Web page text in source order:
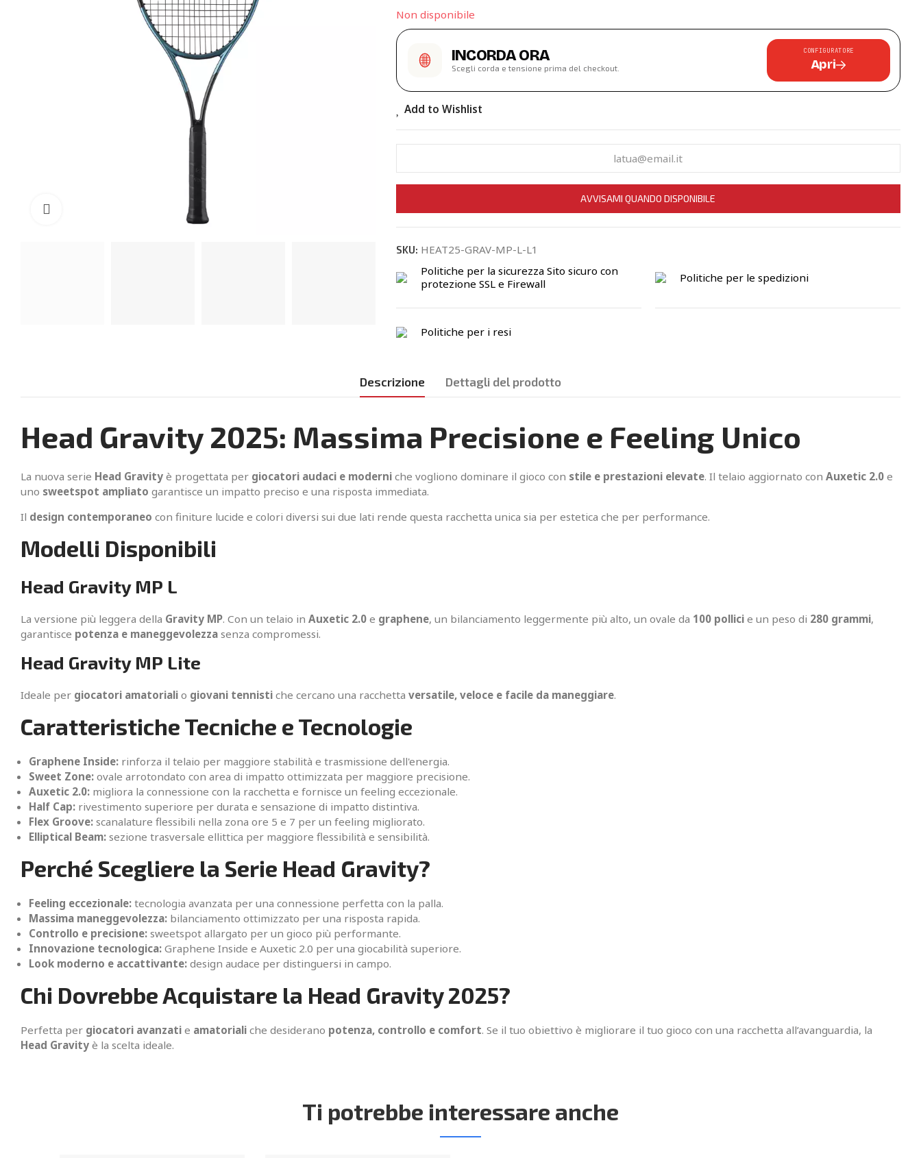
Non disponibile
INCORDA ORA
Scegli corda e tensione prima del checkout.
CONFIGURATORE
Apri
Add to Wishlist
AVVISAMI QUANDO DISPONIBILE
SKU: HEAT25-GRAV-MP-L-L1
Politiche per la sicurezza Sito sicuro con
protezione SSL e Firewall
Politiche per le spedizioni
Politiche per i resi
Descrizione Dettagli del prodotto
Head Gravity 2025: Massima Precisione e Feeling Unico
La nuova serie Head Gravity è progettata per giocatori audaci e moderni che vogliono dominare il gioco con stile e prestazioni elevate. Il telaio aggiornato con Auxetic 2.0 e
uno sweetspot ampliato garantisce un impatto preciso e una risposta immediata.
Il design contemporaneo con finiture lucide e colori diversi sui due lati rende questa racchetta unica sia per estetica che per performance.
Modelli Disponibili
Head Gravity MP L
La versione più leggera della Gravity MP. Con un telaio in Auxetic 2.0 e graphene, un bilanciamento leggermente più alto, un ovale da 100 pollici e un peso di 280 grammi,
garantisce potenza e maneggevolezza senza compromessi.
Head Gravity MP Lite
Ideale per giocatori amatoriali o giovani tennisti che cercano una racchetta versatile, veloce e facile da maneggiare.
Caratteristiche Tecniche e Tecnologie
Graphene Inside: rinforza il telaio per maggiore stabilità e trasmissione dell'energia.
Sweet Zone: ovale arrotondato con area di impatto ottimizzata per maggiore precisione.
Auxetic 2.0: migliora la connessione con la racchetta e fornisce un feeling eccezionale.
Half Cap: rivestimento superiore per durata e sensazione di impatto distintiva.
Flex Groove: scanalature flessibili nella zona ore 5 e 7 per un feeling migliorato.
Elliptical Beam: sezione trasversale ellittica per maggiore flessibilità e sensibilità.
Perché Scegliere la Serie Head Gravity?
Feeling eccezionale: tecnologia avanzata per una connessione perfetta con la palla.
Massima maneggevolezza: bilanciamento ottimizzato per una risposta rapida.
Controllo e precisione: sweetspot allargato per un gioco più performante.
Innovazione tecnologica: Graphene Inside e Auxetic 2.0 per una giocabilità superiore.
Look moderno e accattivante: design audace per distinguersi in campo.
Chi Dovrebbe Acquistare la Head Gravity 2025?
Perfetta per giocatori avanzati e amatoriali che desiderano potenza, controllo e comfort. Se il tuo obiettivo è migliorare il tuo gioco con una racchetta all’avanguardia, la
Head Gravity è la scelta ideale.
Ti potrebbe interessare anche